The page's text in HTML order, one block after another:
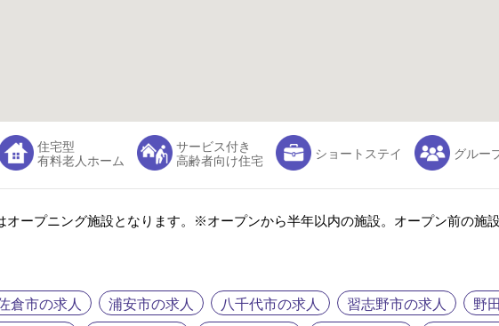
住宅型
有料老人ホーム
サービス付き
高齢者向け住宅
ショートステイ グルー
オープニング施設となります。※オープンから半年以内の施設。オープン前の施
倉市の求人 浦安市の求人 八千代市の求人 習志野市の求人 野